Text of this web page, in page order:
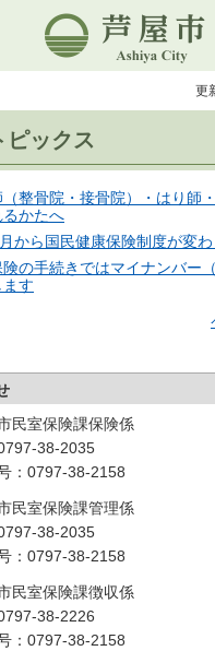
芦屋市
更
ピックス
整骨院・接骨院）・はり師
かたへ
から国民健康保険制度が変
の手続きではマイナンバー
す
民室保険課保険係
38-2035
：0797-38-2158
民室保険課管理係
38-2035
：0797-38-2158
民室保険課徴収係
38-2226
：0797-38-2158